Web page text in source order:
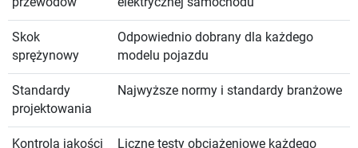
Skok
sprężynowy
Odpowiednio dobrany dla każdego
modelu pojazdu
Standardy
projektowania
Najwyższe normy i standardy branżowe
Kontrola jakości
Liczne testy obciążeniowe każdego